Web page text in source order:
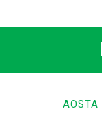
AOSTA